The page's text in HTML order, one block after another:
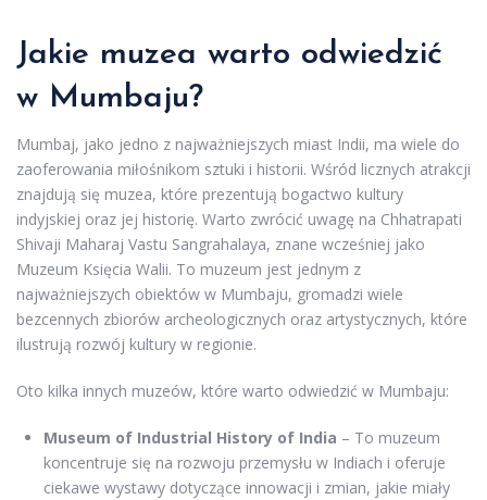
Jakie muzea warto odwiedzić
w Mumbaju?
Mumbaj, jako jedno z najważniejszych miast Indii, ma wiele do
zaoferowania miłośnikom sztuki i historii. Wśród licznych atrakcji
znajdują się muzea, które prezentują bogactwo kultury
indyjskiej oraz jej historię. Warto zwrócić uwagę na Chhatrapati
Shivaji Maharaj Vastu Sangrahalaya, znane wcześniej jako
Muzeum Księcia Walii. To muzeum jest jednym z
najważniejszych obiektów w Mumbaju, gromadzi wiele
bezcennych zbiorów archeologicznych oraz artystycznych, które
ilustrują rozwój kultury w regionie.
Oto kilka innych muzeów, które warto odwiedzić w Mumbaju:
Museum of Industrial History of India – To muzeum
koncentruje się na rozwoju przemysłu w Indiach i oferuje
ciekawe wystawy dotyczące innowacji i zmian, jakie miały